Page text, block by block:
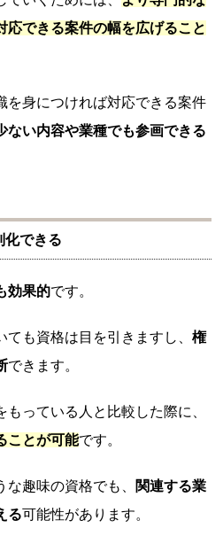
応できる案件の幅を広げること
を身につければ対応できる案件
ない内容や業種でも参画できる
化できる
効果的です。
ても資格は目を引きますし、権
できます。
っている人と比較した際に、
ことが可能です。
趣味の資格でも、 関連する業
る可能性があります。